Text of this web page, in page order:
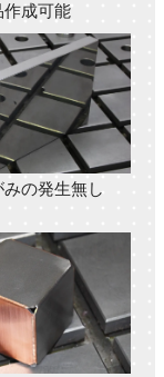
作成可能
の発生無し